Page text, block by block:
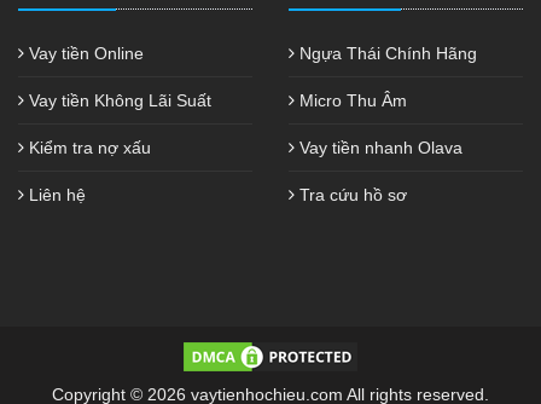
Vay tiền Online
Vay tiền Không Lãi Suất
Kiểm tra nợ xấu
Liên hệ
Ngựa Thái Chính Hãng
Micro Thu Âm
Vay tiền nhanh Olava
Tra cứu hồ sơ
Copyright © 2026 vaytienhochieu.com All rights reserved.